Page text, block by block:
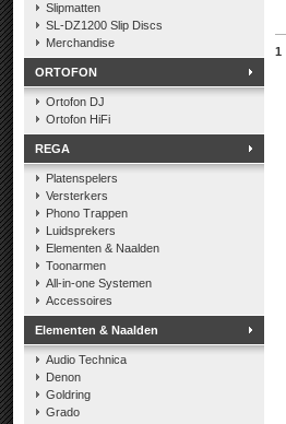
Slipmatten
SL-DZ1200 Slip Discs
Merchandise
ORTOFON
Ortofon DJ
Ortofon HiFi
REGA
Platenspelers
Versterkers
Phono Trappen
Luidsprekers
Elementen & Naalden
Toonarmen
All-in-one Systemen
Accessoires
Elementen & Naalden
Audio Technica
Denon
Goldring
Grado
1